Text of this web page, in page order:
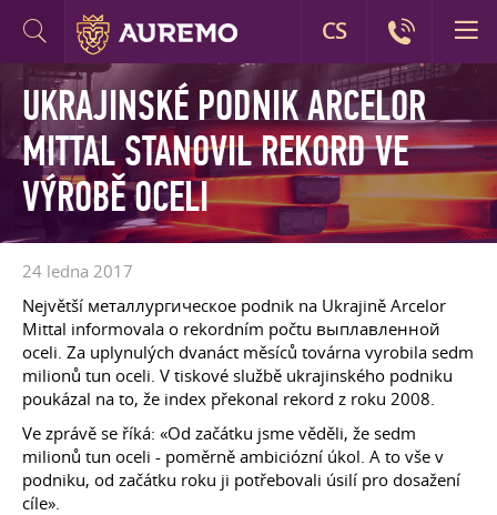
UKRAJINSKÉ PODNIK ARCELOR
MITTAL STANOVIL REKORD VE
VÝROBĚ OCELI
24 ledna 2017
Největší металлургическое podnik na Ukrajině Arcelor
Mittal informovala o rekordním počtu выплавленной
oceli. Za uplynulých dvanáct měsíců továrna vyrobila sedm
milionů tun oceli. V tiskové službě ukrajinského podniku
poukázal na to, že index překonal rekord z roku 2008.
Ve zprávě se říká: «Od začátku jsme věděli, že sedm
milionů tun oceli - poměrně ambiciózní úkol. A to vše v
podniku, od začátku roku ji potřebovali úsilí pro dosažení
cíle».
CS